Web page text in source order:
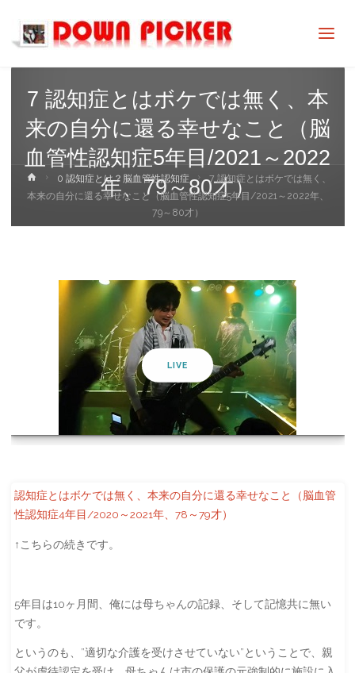
7 認知症とはボケでは無く、本
来の自分に還る幸せなこと（脳
血管性認知症5年目/2021～2022
年、79～80才）
ホ
ー
0 認知症とは？脳血管性認知症
7 認知症とはボケでは無く、
本来の自分に還る幸せなこと（脳血管性認知症5年目/2021～2022年、
79～80才）
LIVE
認知症とはボケでは無く、本来の自分に還る幸せなこと（脳血管
性認知症4年目/2020～2021年、78～79才）
↑こちらの続きです。
5年目は10ヶ月間、俺には母ちゃんの記録、そして記憶共に無い
です。
というのも、”適切な介護を受けさせていない”ということで、親